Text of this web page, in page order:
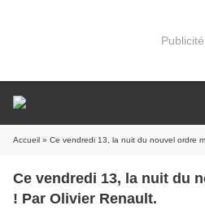
Publicité
Accueil » Ce vendredi 13, la nuit du nouvel ordre
Ce vendredi 13, la nuit du
! Par Olivier Renault.